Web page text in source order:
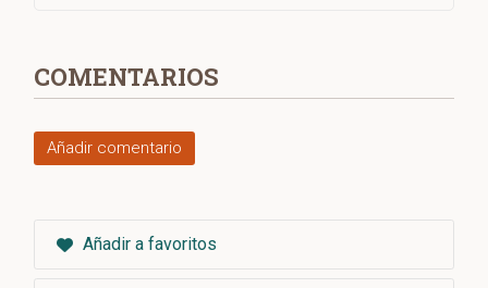
COMENTARIOS
Añadir comentario
Añadir a favoritos